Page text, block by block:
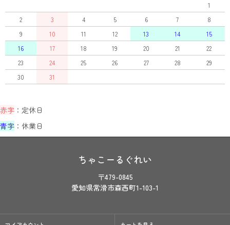
1
2
3 4 5 6 7
8
9
10 11 12 13 14
15
16
17 18 19 20 21
22
23
24 25 26 27 28
29
30
31
赤字 ：定休日
青字 ：休業日
ちゃこーるぐれい
〒479-0845
愛知県常滑市森西町1-103-1